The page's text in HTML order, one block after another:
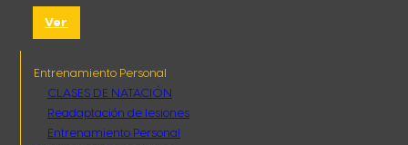
Ver
Entrenamiento Personal
CLASES DE NATACIÓN
Readaptación de lesiones
Entrenamiento Personal